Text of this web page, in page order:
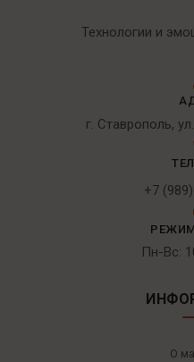
Технологии и
г. Ставрополь,
+7
Пн-Вс:
О